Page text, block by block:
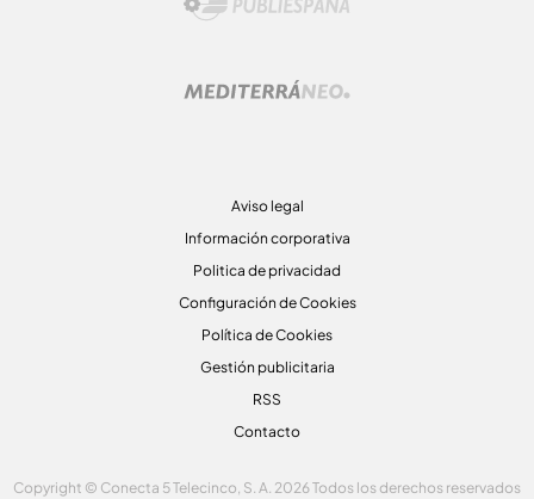
Aviso legal
Información corporativa
Politica de privacidad
Configuración de Cookies
Política de Cookies
Gestión publicitaria
RSS
Contacto
Copyright © Conecta 5 Telecinco, S. A. 2026 Todos los derechos reservados